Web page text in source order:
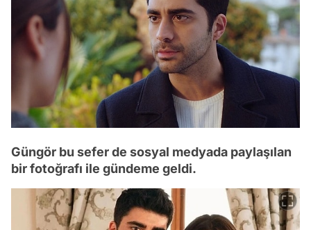
Güngör bu sefer de sosyal medyada paylaşılan
bir fotoğrafı ile gündeme geldi.